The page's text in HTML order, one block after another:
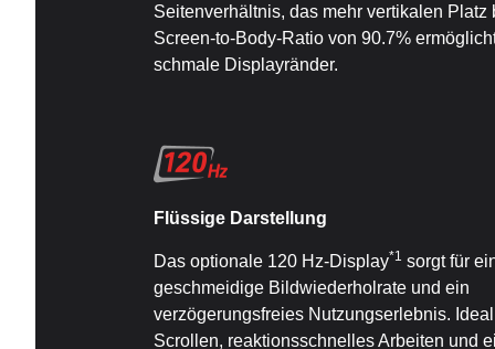
Seitenverhältnis, das mehr vertikalen Platz
Screen-to-Body-Ratio von 90.7%
schmale Displayränder.
Flüssige Darstellung
Das optionale 120 Hz-Display*1 sorgt für
geschmeidige Bildwiederholrate und ein
verzögerungsfreies Nutzungserlebnis.
Scrollen, reaktionsschnelles Arbeiten und